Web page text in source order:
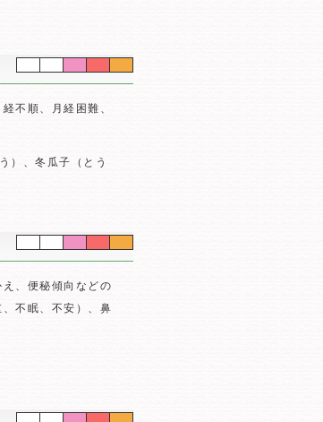
不順、月経困難、
）、冬瓜子（とう
、便秘傾向などの
不眠、不安）、鼻